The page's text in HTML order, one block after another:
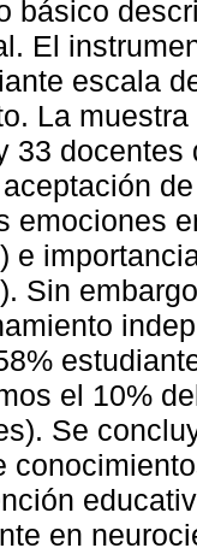
básico
El
escala
La
33
emociones
e
Sin
el 10%
Se
en